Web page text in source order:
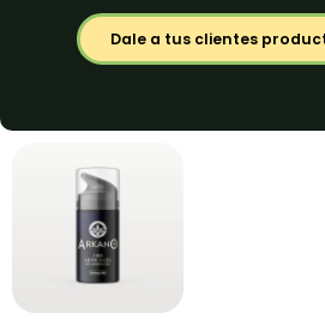
Dale a tus clientes